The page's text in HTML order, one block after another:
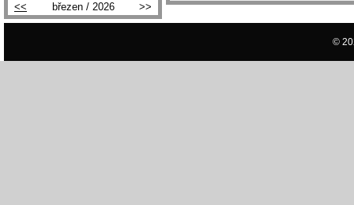
<<
březen / 2026 >>
©